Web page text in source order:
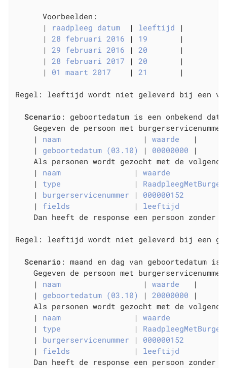
      Voorbeelden:
      |
raadpleeg datum | leeftijd
|
      |
28 februari 2016 | 19
|
      |
29 februari 2016 | 20
|
      |
28 februari 2017 | 20
|
      |
01 maart 2017 | 21 |
Regel: leeftijd wordt niet geleverd bij een
Scenario : geboortedatum is een onbekend
Gegeven de persoon met
    |
naam | waarde
|
    |
geboortedatum (03.10) | 00000000
|
Als personen wordt gezocht met de
    |
naam |
    |
type |
    |
burgerservicenummer |
    |
fields |
Dan heeft de response een persoon zonder
Regel: leeftijd wordt niet geleverd bij een
Scenario : maand en dag van geboortedatum is
Gegeven de persoon met
    |
naam | waarde
|
    |
geboortedatum (03.10) | 20000000
|
Als personen wordt gezocht met de
    |
naam |
    |
type |
    |
burgerservicenummer |
    |
fields |
Dan heeft de response een persoon zonder